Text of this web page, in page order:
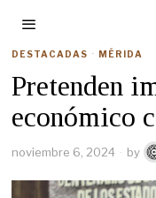
DESTACADAS · MÉRIDA
Pretenden
económico
noviembre 6, 2024 by